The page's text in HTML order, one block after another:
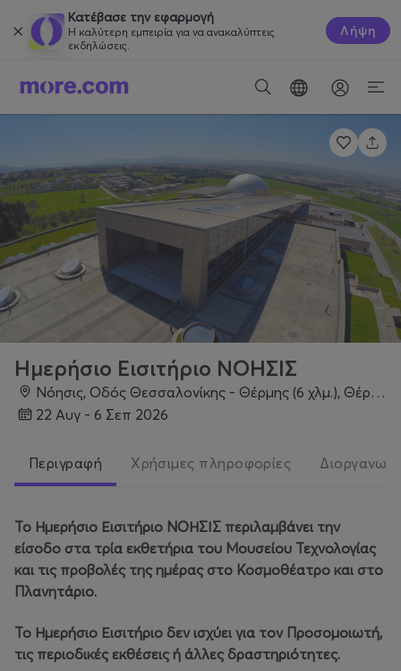
Κατέβασε την εφαρμογή
Η καλύτερη εμπειρία για να ανακαλύπτεις
εκδηλώσεις.
Λήψη
Ημερήσιο Εισιτήριο ΝΟΗΣΙΣ
Νόησις, Οδός Θεσσαλονίκης - Θέρμης (6 χλμ.), Θέρμη, 57001, Θεσσαλονίκη
22 Αυγ - 6 Σεπ 2026
Περιγραφή Χρήσιμες πληροφορίες
Το Ημερήσιο Εισιτήριο ΝΟΗΣΙΣ περιλαμβάνει την
είσοδο στα τρία εκθετήρια του Μουσείου Τεχνολογίας
και τις προβολές της ημέρας στο Κοσμοθέατρο και στο
Πλανητάριο.
Το Ημερήσιο Εισιτήριο δεν ισχύει για τον Προσομοιωτή,
τις περιοδικές εκθέσεις ή άλλες δραστηριότητες.